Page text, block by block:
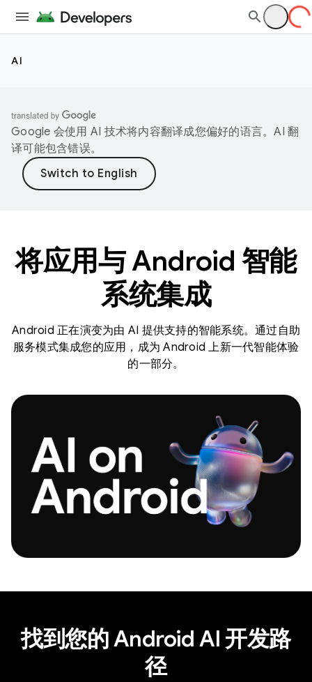
AI
Google 会使用 AI 技术将内容翻译成您偏好的语言。AI 翻
译可能包含错误。
将应用与 Android 智能
系统集成
Android 正在演变为由 AI 提供支持的智能系统。通过自助
服务模式集成您的应用，成为 Android 上新一代智能体验
的一部分。
找到您的 Android AI 开发路
径